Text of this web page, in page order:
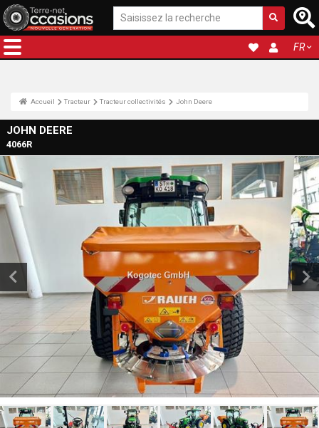
FR
Accueil Tracteur Tracteur collectivités John Deere
JOHN DEERE
4066R